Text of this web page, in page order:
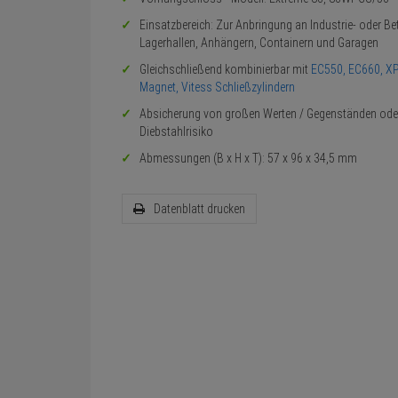
Einsatzbereich: Zur Anbringung an Industrie- oder
Lagerhallen, Anhängern, Containern und Garagen
Gleichschließend kombinierbar mit EC550, EC660,
Magnet, Vitess Schließzylindern
Absicherung von großen Werten / Gegenständen
Diebstahlrisiko
Abmessungen (B x H x T): 57 x 96 x 34,5 mm
Datenblatt drucken